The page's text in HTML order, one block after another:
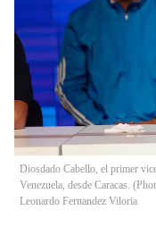
Diosdado Cabello, el primer
Venezuela, desde Caracas.
Leonardo Fernandez Viloria